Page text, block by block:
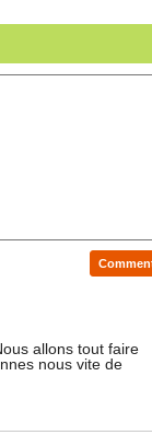
allons tout faire
nous vite de